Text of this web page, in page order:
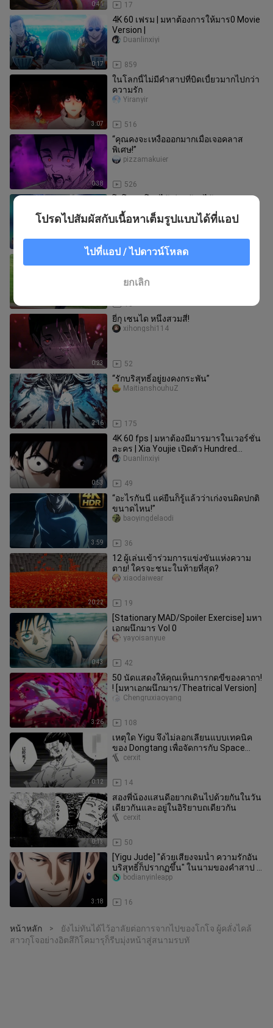
0:41 17
0:17
4K 60 เฟรม | มหาต้องการให้มาร0 Movie
Version |
859
Duanlinxiyi
3:07
ในโลกนี้ไม่มีคำสาปที่บิดเบี้ยวมากไปกว่า
ความรัก
516
Yiranyir
0:38
“คุณคงจะเหงื่อออกมากเมื่อเจอคลาส
พิเศษ!”
526
pizzamakuier
เทพเจ้าอย่างจี้ซื่อจี๋อี้กง
12
didiaowukong
พี่ชายวันสอบพลศึกษาก็หล่อเหมือนอิโทงิ
18
qishiju
0:23
ยี่กุ เซนได หนึ่งสวมสี่!
52
xihongshi114
2:16
“รักบริสุทธิ์อยู่ยงคงกระพัน”
175
MaitianshouhuZ
0:53
4K 60 fps | มหาต้องมีมารมารในเวอร์ชั่น
ละคร | Xia Youjie เปิดตัว Hundred
Ghosts at Night |
49
Duanlinxiyi
3:59
“อะไรกันนี่ แค่ยืนก็รู้แล้วว่าเก่งจนผิดปกติ
ขนาดไหน!”
36
baoyingdelaodi
20:22
12 ผู้เล่นเข้าร่วมการแข่งขันแห่งความ
ตาย! ใครจะชนะในท้ายที่สุด?
19
xiaodaiwear
0:43
[Stationary MAD/Spoiler Exercise] มหา
เอกผนึกมาร Vol 0
42
yayoisanyue
3:26
50 นัดแสดงให้คุณเห็นการกดขี่ของคาถา!
! [มหาเอกผนึกมาร/Theatrical Version]
108
Chengruxiaoyang
0:12
เหตุใด Yigu จึงไม่ลอกเลียนแบบเทคนิค
ของ Dongtang เพื่อจัดการกับ Space
Slash
14
cerxit
0:13
สองพี่น้องแสนดีอยากเดินไปด้วยกันในวัน
เดียวกันและอยู่ในอิริยาบถเดียวกัน
50
cerxit
3:18
[Yigu Jude] "ด้วยเสียงจมน้ำ ความรักอัน
บริสุทธิ์ก็ปรากฏขึ้น" ในนามของคำสาป นี่
คือเทพเจ้าแห่งสงครามแห่
16
bodianyinleapp
หน้าหลัก >
ยังไม่ทันได้ไว้อาลัยต่อการจากไปของโกโจ ผู้คลั่งไคล้
สาวกุโจอย่างอิตสึกิโคมารุก็รีบมุ่งหน้าสู่สนามรบทั
โปรดไปสัมผัสกับเนื้อหาเต็มรูปแบบได้ที่แอป
ไปที่แอป / ไปดาวน์โหลด
ยกเลิก